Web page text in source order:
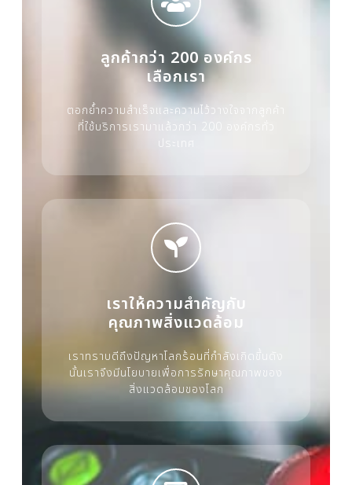
ลูกค้ากว่า 200 องค์กร
เลือกเรา
ตอกย้ำความสำเร็จและความไว้วางใจจากลูกค้า
ที่ใช้บริการเรามาแล้วกว่า 200 องค์กรทั่ว
ประเทศ
เราให้ความสำคัญกับ
คุณภาพสิ่งแวดล้อม
เราทราบดีถึงปัญหาโลกร้อนที่กำลังเกิดขึ้นดัง
นั้นเราจึงมีนโยบายเพื่อการรักษาคุณภาพของ
สิ่งแวดล้อมของโลก